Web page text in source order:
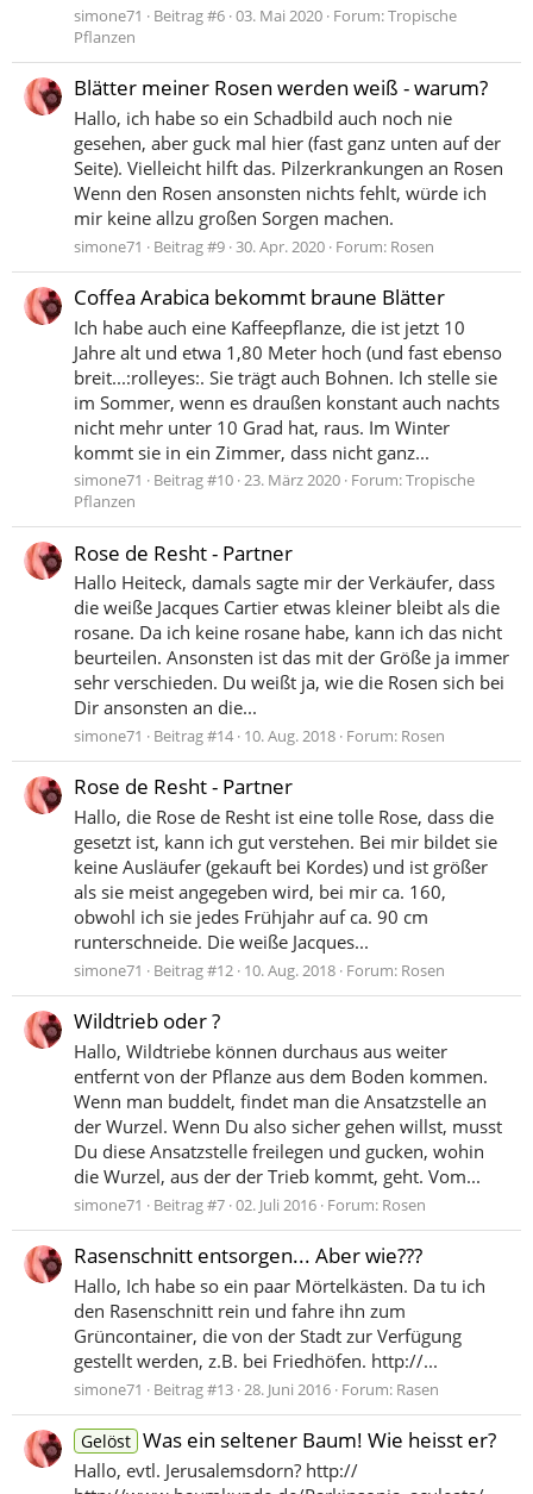
simone71 Beitrag #6 03. Mai 2020 Forum:Tropische
Pflanzen
Blätter meiner Rosen werden weiß - warum?
Hallo, ich habe so ein Schadbild auch noch nie
gesehen, aber guck mal hier (fast ganz unten auf der
Seite). Vielleicht hilft das. Pilzerkrankungen an Rosen
Wenn den Rosen ansonsten nichts fehlt, würde ich
mir keine allzu großen Sorgen machen.
simone71 Beitrag #9 30. Apr. 2020 Forum: Rosen
Coffea Arabica bekommt braune Blätter
Ich habe auch eine Kaffeepflanze, die ist jetzt 10
Jahre alt und etwa 1,80 Meter hoch (und fast ebenso
breit...:rolleyes:. Sie trägt auch Bohnen. Ich stelle sie
im Sommer, wenn es draußen konstant auch nachts
nicht mehr unter 10 Grad hat, raus. Im Winter
kommt sie in ein Zimmer, dass nicht ganz...
simone71 Beitrag #10 23. März 2020 Forum:Tropische
Pflanzen
Rose de Resht - Partner
Hallo Heiteck, damals sagte mir der Verkäufer, dass
die weiße Jacques Cartier etwas kleiner bleibt als die
rosane. Da ich keine rosane habe, kann ich das nicht
beurteilen. Ansonsten ist das mit der Größe ja immer
sehr verschieden. Du weißt ja, wie die Rosen sich bei
Dir ansonsten an die...
simone71 Beitrag #14 10. Aug. 2018 Forum: Rosen
Rose de Resht - Partner
Hallo, die Rose de Resht ist eine tolle Rose, dass die
gesetzt ist, kann ich gut verstehen. Bei mir bildet sie
keine Ausläufer (gekauft bei Kordes) und ist größer
als sie meist angegeben wird, bei mir ca. 160,
obwohl ich sie jedes Frühjahr auf ca. 90 cm
runterschneide. Die weiße Jacques...
simone71 Beitrag #12 10. Aug. 2018 Forum: Rosen
Wildtrieb oder ?
Hallo, Wildtriebe können durchaus aus weiter
entfernt von der Pflanze aus dem Boden kommen.
Wenn man buddelt, findet man die Ansatzstelle an
der Wurzel. Wenn Du also sicher gehen willst, musst
Du diese Ansatzstelle freilegen und gucken, wohin
die Wurzel, aus der der Trieb kommt, geht. Vom...
simone71 Beitrag #7 02. Juli 2016 Forum: Rosen
Rasenschnitt entsorgen... Aber wie???
Hallo, Ich habe so ein paar Mörtelkästen. Da tu ich
den Rasenschnitt rein und fahre ihn zum
Grüncontainer, die von der Stadt zur Verfügung
gestellt werden, z.B. bei Friedhöfen. http://...
simone71 Beitrag #13 28. Juni 2016 Forum: Rasen
Gelöst Was ein seltener Baum! Wie heisst er?
Hallo, evtl. Jerusalemsdorn? http://